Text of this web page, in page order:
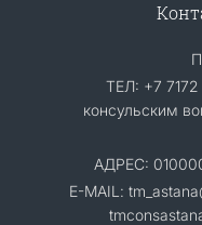
ТЕЛ: +7
консульским
АДРЕС:
E-MAIL: